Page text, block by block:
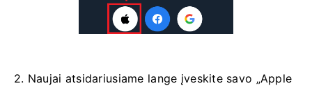
2. Naujai atsidariusiame lange įveskite savo „Apple